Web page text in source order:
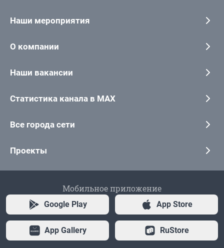
Наши мероприятия
О компании
Наши вакансии
Статистика канала в MAX
Все города сети
Проекты
Мобильное приложение
Google Play App Store
App Gallery RuStore